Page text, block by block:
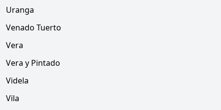
Uranga
Venado Tuerto
Vera
Vera y Pintado
Videla
Vila